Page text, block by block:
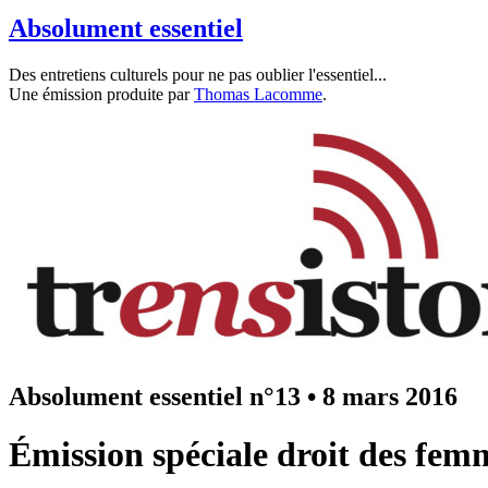
Absolument essentiel
Des entretiens culturels pour ne pas oublier l'essentiel...
Une émission produite parThomas Lacomme.
Absolument essentiel n°13 • 8 mars 2016
Émission spéciale droit des